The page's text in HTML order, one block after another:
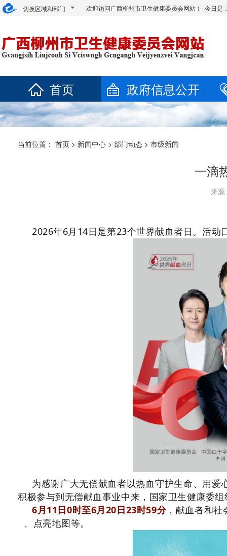
切换区域和部门 欢迎访问广西柳州市卫生健康委员会网站！ 今日是
首页 政府信息公开
当前位置： 首页 > 新闻中心 > 部门动态 > 市级新闻
一滴
来
2026年6月14日是第23个世界献血者日。活动
为感谢广大无偿献血者以热血守护生命、用
积极参与到无偿献血事业中来，国家卫生健康委
6月11日0时至6月20日23时59分，献血者和社
、点亮地图等。